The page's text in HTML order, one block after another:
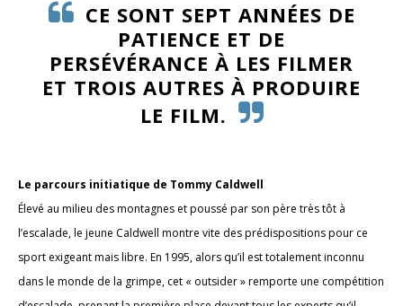
CE SONT SEPT ANNÉES DE
PATIENCE ET DE
PERSÉVÉRANCE À LES FILMER
ET TROIS AUTRES À PRODUIRE
LE FILM.
Le parcours initiatique de Tommy Caldwell
Élevé au milieu des montagnes et poussé par son père très tôt à
l’escalade, le jeune Caldwell montre vite des prédispositions pour ce
sport exigeant mais libre. En 1995, alors qu’il est totalement inconnu
dans le monde de la grimpe, cet « outsider » remporte une compétition